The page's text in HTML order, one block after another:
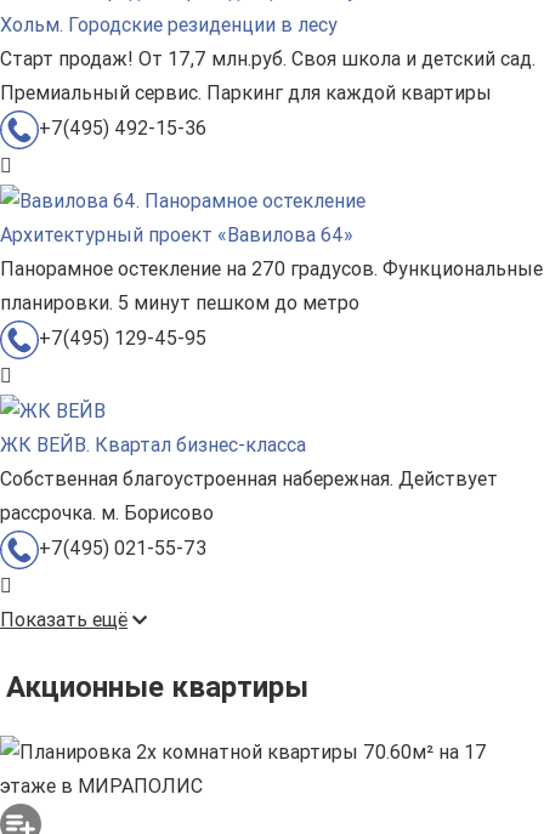
Хольм. Городские резиденции в лесу
Старт продаж! От 17,7 млн.руб. Своя школа и детский сад.
Премиальный сервис. Паркинг для каждой квартиры
+7(495) 492-15-36
Архитектурный проект «Вавилова 64»
Панорамное остекление на 270 градусов. Функциональные
планировки. 5 минут пешком до метро
+7(495) 129-45-95
ЖК ВЕЙВ. Квартал бизнес-класса
Собственная благоустроенная набережная. Действует
рассрочка. м. Борисово
+7(495) 021-55-73
Показать ещё
Акционные квартиры